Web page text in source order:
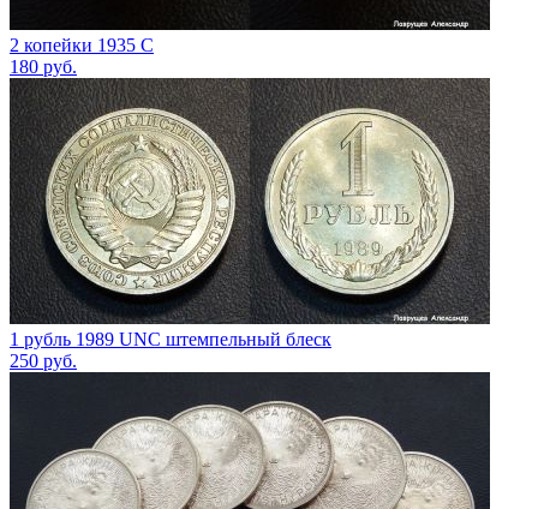
2 копейки 1935 С
180 руб.
1 рубль 1989 UNC штемпельный блеск
250 руб.